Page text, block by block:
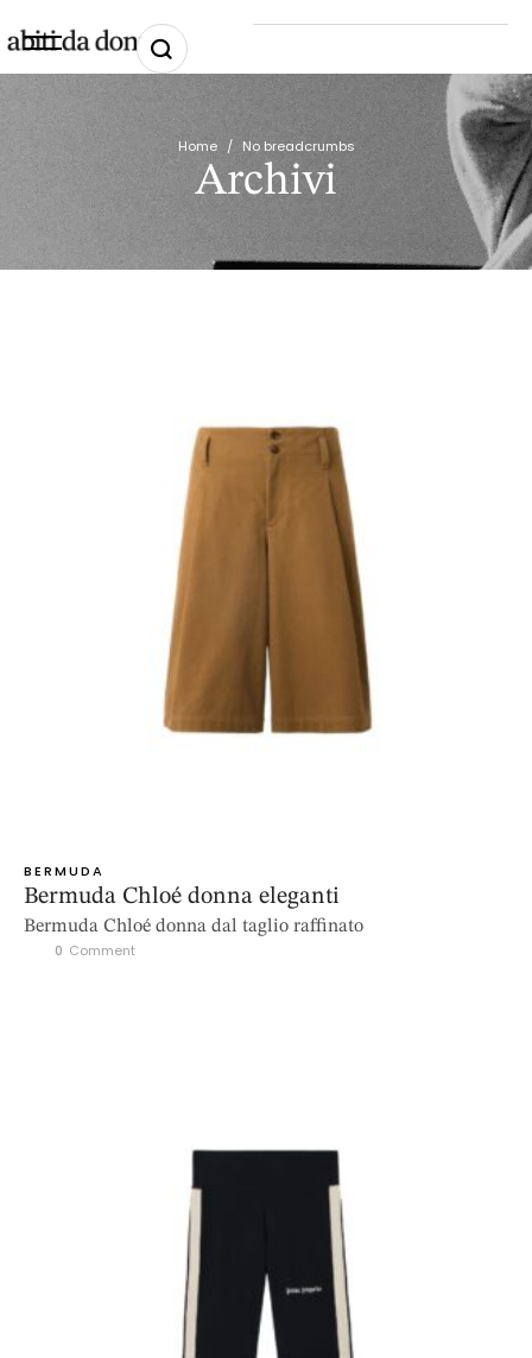
Home / No breadcrumbs
Archivi
BERMUDA
Bermuda Chloé donna eleganti
Bermuda Chloé donna dal taglio raffinato
0 Comment